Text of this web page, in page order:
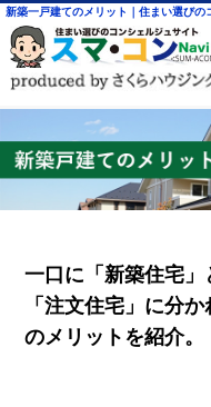
新築一戸建てのメリット｜住まい選び
一口に「新築住宅
「注文住宅」に分
のメリットを紹介。